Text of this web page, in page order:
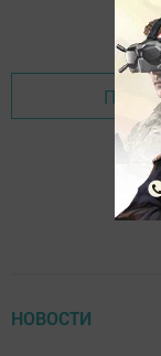
НОВОСТИ